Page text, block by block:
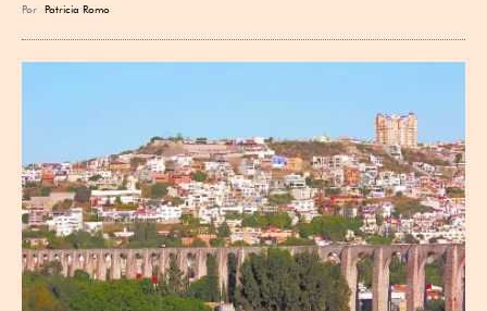
Por Patricia Romo